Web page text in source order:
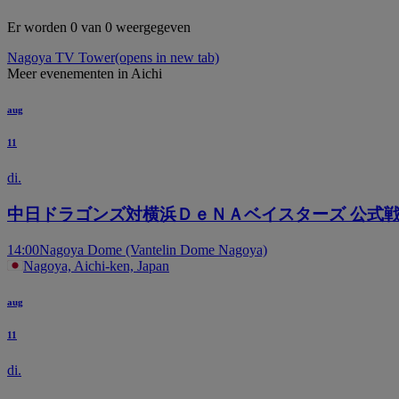
Er worden 0 van 0 weergegeven
Nagoya TV Tower(opens in new tab)
Meer evenementen in Aichi
aug
11
di.
中日ドラゴンズ対横浜ＤｅＮＡベイスターズ 公式
14:00Nagoya Dome (Vantelin Dome Nagoya)
Nagoya, Aichi-ken, Japan
aug
11
di.